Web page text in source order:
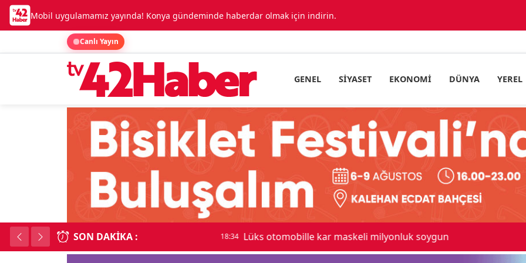
Mobil uygulamamız yayında! Konya gündeminde haberdar olmak için indirin.
Canlı Yayın
GENEL SIYASET EKONOMI DÜNYA YEREL
SON DAKIKA : Lüks otomobille kar maskeli milyonluk soygun